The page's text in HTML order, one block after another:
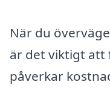
När du
är det viktigt att
påverkar